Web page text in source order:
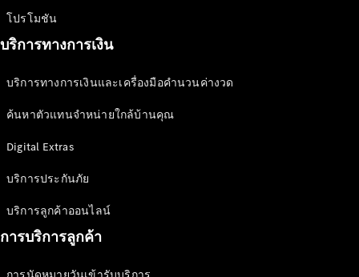
ล่าสุด
MercedesCard
Benz
Magazine
โปรโมชัน
บริการทางการเงิน
บริการทางการเงินและเครื่องมือคำนวนค่างวด
ค้นหาตัวแทนจำหน่ายใกล้บ้านคุณ
Digital Extras
บริการประกันภัย
บริการลูกค้าออนไลน์
การบริการลูกค้า